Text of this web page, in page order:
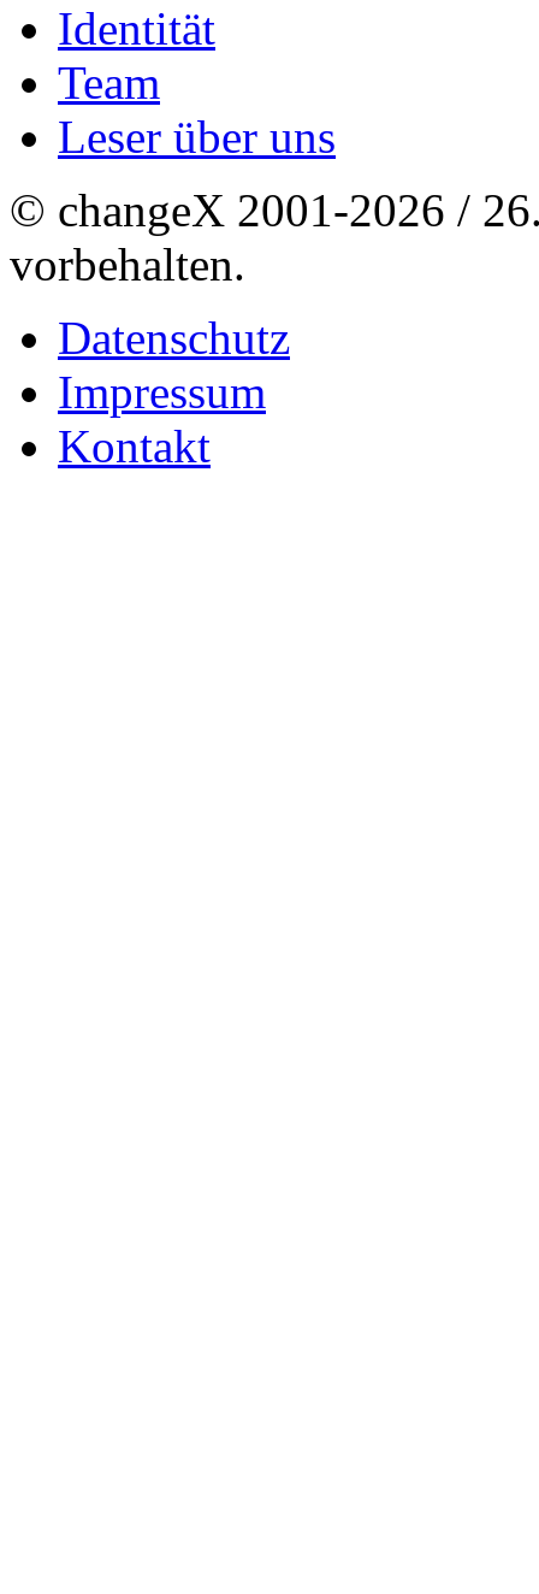
Identität
Team
Leser über uns
© changeX 2001-2026 /
vorbehalten.
Datenschutz
Impressum
Kontakt